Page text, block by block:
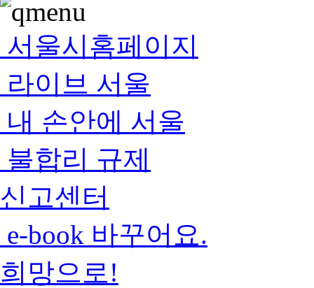
서울시홈페이지
라이브 서울
내 손안에 서울
불합리 규제
신고센터
e-book 바꾸어요.
희망으로!